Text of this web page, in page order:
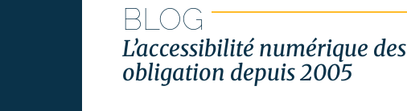
# Formation SMO (community
management)
# Formation SMA (publicités
réseaux sociaux)
BLOG
L’accessibilité numérique
obligation depuis 2005